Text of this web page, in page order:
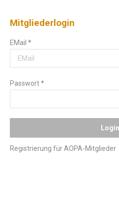
Mitgliederlogin
EMail *
Passwort*
Registrierung für AOPA-Mitglieder